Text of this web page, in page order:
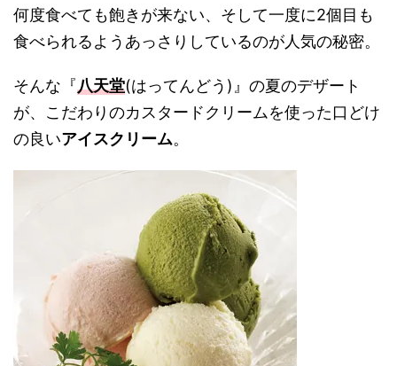
何度食べても飽きが来ない、そして一度に2個目も
食べられるようあっさりしているのが人気の秘密。
そんな『八天堂(はってんどう)』の夏のデザート
が、こだわりのカスタードクリームを使った口どけ
の良いアイスクリーム。